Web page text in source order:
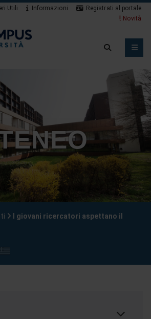
Utili Informazioni
Registrati al portale
Novità
I giovani ricercatori aspettano il